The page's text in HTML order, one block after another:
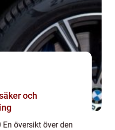
och
översikt över den